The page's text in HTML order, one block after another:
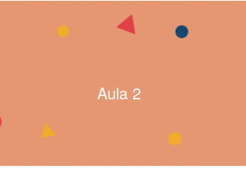
Aula 2